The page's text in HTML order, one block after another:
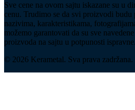
Sve cene na ovom sajtu iskazane su u
cenu. Trudimo se da svi proizvodi budu
nazivima, karakteristikama,
možemo garantovati da su sve
proizvoda na sajtu u potpunosti ispravne.
© 2026 Kerametal. Sva prava zadržana.